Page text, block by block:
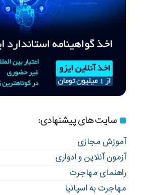
سایت های پیشنهادی:
آموزش مجازی
آزمون آنلاین و ادواری
راهنمای مهاجرت
مهاجرت به اسپانیا